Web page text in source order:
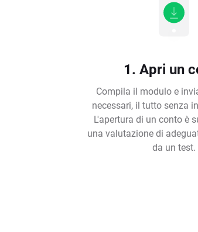
1. Apri un
Compila il modulo e
necessari, il tutto senza
L'apertura di un conto è
una valutazione di
da un test.